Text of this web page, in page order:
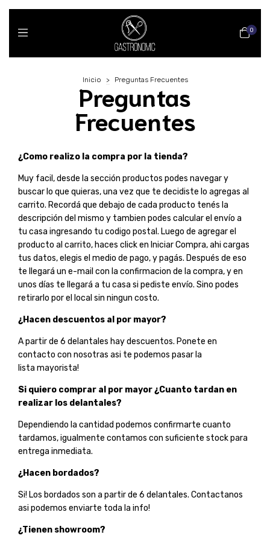
0
Inicio > Preguntas Frecuentes
Preguntas
Frecuentes
¿Como realizo la compra por la tienda?
Muy facil, desde la sección productos podes navegar y
buscar lo que quieras, una vez que te decidiste lo agregas al
carrito. Recordá que debajo de cada producto tenés la
descripción del mismo y tambien podes calcular el envío a
tu casa ingresando tu codigo postal. Luego de agregar el
producto al carrito, haces click en Iniciar Compra, ahi cargas
tus datos, elegis el medio de pago, y pagás. Después de eso
te llegará un e-mail con la confirmacion de la compra, y en
unos días te llegará a tu casa si pediste envío. Sino podes
retirarlo por el local sin ningun costo.
¿Hacen descuentos al por mayor?
A partir de 6 delantales hay descuentos. Ponete en
contacto con nosotras asi te podemos pasar la
lista mayorista!
Si quiero comprar al por mayor ¿Cuanto tardan en
realizar los delantales?
Dependiendo la cantidad podemos confirmarte cuanto
tardamos, igualmente contamos con suficiente stock para
entrega inmediata.
¿Hacen bordados?
Si! Los bordados son a partir de 6 delantales. Contactanos
asi podemos enviarte toda la info!
¿Tienen showroom?